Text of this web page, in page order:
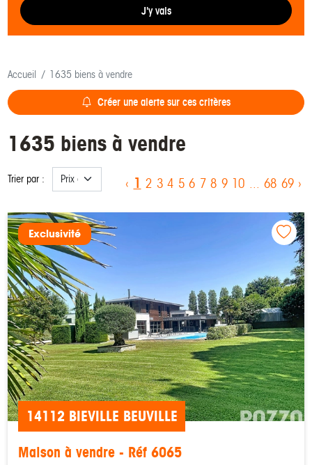
J'y vais
Accueil 1635 biens à vendre
Créer une alerte sur ces critères
1635 biens à vendre
Trier par : ‹ 1 2 3 4 5 6 7 8 9 10 ... 68 69 ›
Exclusivité
14112 BIEVILLE BEUVILLE
Maison à vendre - Réf 6065